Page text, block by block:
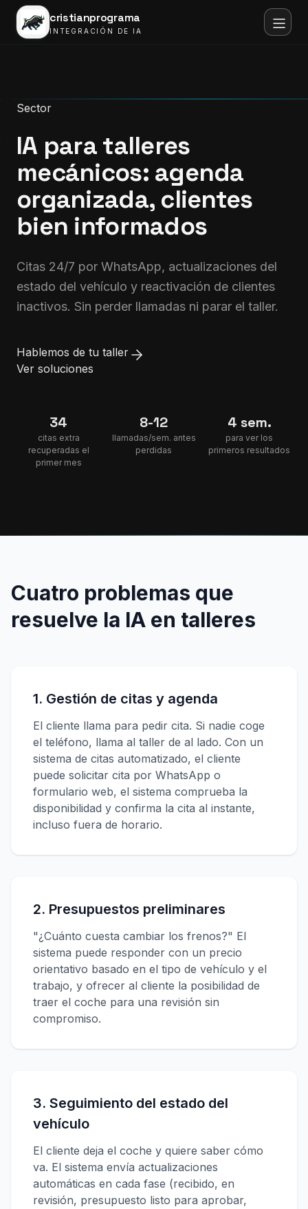
cristianprograma
INTEGRACIÓN DE IA
Sector
IA para talleres
mecánicos: agenda
organizada, clientes
bien informados
Citas 24/7 por WhatsApp, actualizaciones del
estado del vehículo y reactivación de clientes
inactivos. Sin perder llamadas ni parar el taller.
Hablemos de tu taller
Ver soluciones
34
citas extra
recuperadas el
primer mes
8-12
llamadas/sem. antes
perdidas
4 sem.
para ver los
primeros resultados
Cuatro problemas que
resuelve la IA en talleres
1. Gestión de citas y agenda
El cliente llama para pedir cita. Si nadie coge
el teléfono, llama al taller de al lado. Con un
sistema de citas automatizado, el cliente
puede solicitar cita por WhatsApp o
formulario web, el sistema comprueba la
disponibilidad y confirma la cita al instante,
incluso fuera de horario.
2. Presupuestos preliminares
"¿Cuánto cuesta cambiar los frenos?" El
sistema puede responder con un precio
orientativo basado en el tipo de vehículo y el
trabajo, y ofrecer al cliente la posibilidad de
traer el coche para una revisión sin
compromiso.
3. Seguimiento del estado del
vehículo
El cliente deja el coche y quiere saber cómo
va. El sistema envía actualizaciones
automáticas en cada fase (recibido, en
revisión, presupuesto listo para aprobar,